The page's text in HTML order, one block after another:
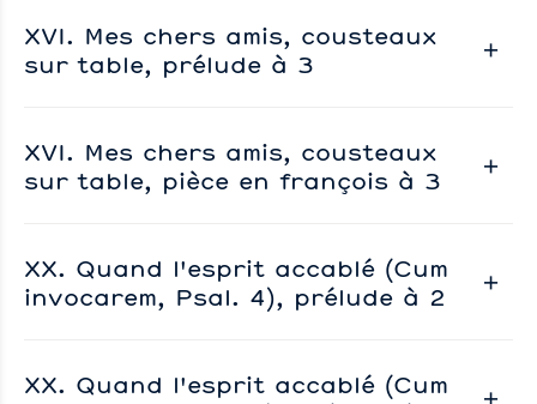
XVI. Mes chers amis, cousteaux
sur table, prélude à 3
XVI. Mes chers amis, cousteaux
sur table, pièce en françois à 3
XX. Quand l'esprit accablé (Cum
invocarem, Psal. 4), prélude à 2
XX. Quand l'esprit accablé (Cum